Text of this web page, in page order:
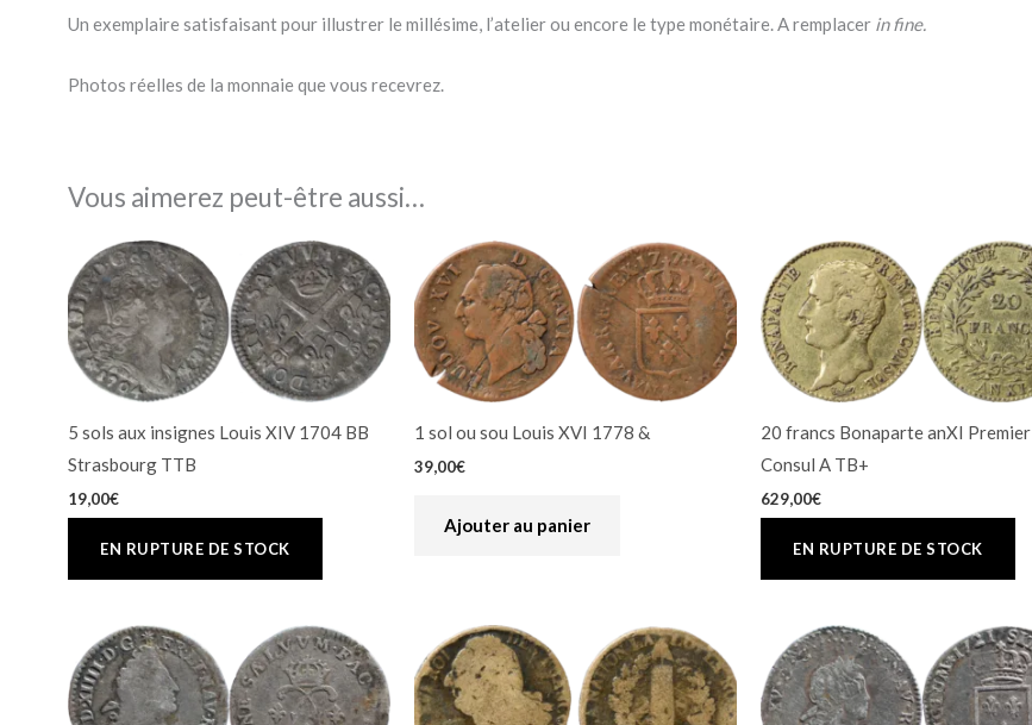
Un exemplaire satisfaisant pour illustrer le millésime, l’atelier ou encore le type monétaire. A remplacer in fine.
Photos réelles de la monnaie que vous recevrez.
Vous aimerez peut-être aussi…
5 sols aux insignes Louis XIV 1704 BB
Strasbourg TTB
19,00€
1 sol ou sou Louis XVI 1778 &
39,00€
Ajouter au panier
20 francs Bonaparte anXI Premier
Consul A TB+
629,00€